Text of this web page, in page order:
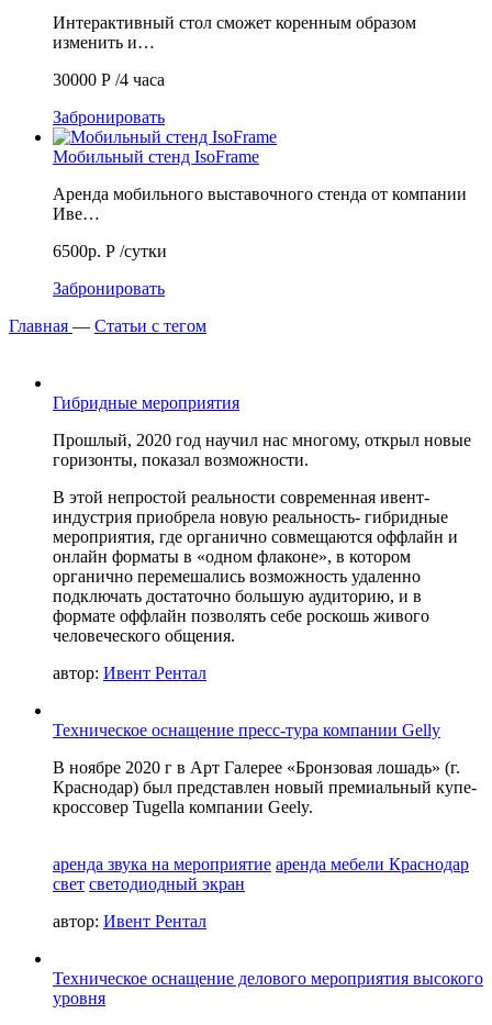
Интерактивный стол сможет коренным образом
изменить и…
30000 Р /4 часа
Забронировать
Мобильный стенд IsoFrame
Аренда мобильного выставочного стенда от компании
Иве…
6500р. Р /сутки
Забронировать
Главная — Статьи с тегом
Гибридные мероприятия
Прошлый, 2020 год научил нас многому, открыл новые
горизонты, показал возможности.
В этой непростой реальности современная ивент-
индустрия приобрела новую реальность- гибридные
мероприятия, где органично совмещаются оффлайн и
онлайн форматы в «одном флаконе», в котором
органично перемешались возможность удаленно
подключать достаточно большую аудиторию, и в
формате оффлайн позволять себе роскошь живого
человеческого общения.
автор: Ивент Рентал
Техническое оснащение пресс-тура компании Gelly
В ноябре 2020 г в Арт Галерее «Бронзовая лошадь» (г.
Краснодар) был представлен новый премиальный купе-
кроссовер Tugella компании Geely.
аренда звука на мероприятие аренда мебели Краснодар
свет светодиодный экран
автор: Ивент Рентал
Техническое оснащение делового мероприятия высокого
уровня